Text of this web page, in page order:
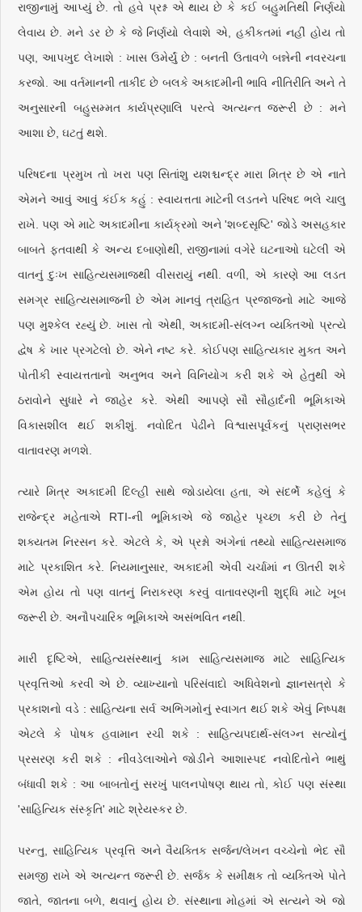
રાજીનામું આપ્યું છે. તો હવે પ્રશ્ન એ થાય છે કે કઈ બહુમતિથી નિર્ણયો
લેવાય છે. મને ડર છે કે જે નિર્ણયો લેવાશે એ, હકીકતમાં નહીં હોય તો
પણ, આપખુદ લેખાશે : ખાસ ઉમેર્યું છે : બનતી ઉતાવળે બન્નેની નવરચના
કરજો. આ વર્તમાનની તાકીદ છે બલકે અકાદમીની ભાવિ નીતિરીતિ અને તે
અનુસારની બહુસમ્મત કાર્યપ્રણાલિ પરત્વે અત્યન્ત જરૂરી છે : મને
આશા છે, ઘટતું થશે.
પરિષદના પ્રમુખ તો ખરા પણ સિતાંશુ યશશ્ચન્દ્ર મારા મિત્ર છે એ નાતે
એમને આવું આવું કંઈક કહું : સ્વાયત્તતા માટેની લડતને પરિષદ ભલે ચાલુ
રાખે. પણ એ માટે અકાદમીના કાર્યક્રમો અને 'શબ્દસૃષ્ટિ' જોડે અસહકાર
બાબતે ફતવાથી કે અન્ય દબાણોથી, રાજીનામાં વગેરે ઘટનાઓ ઘટેલી એ
વાતનું દુઃખ સાહિત્યસમાજથી વીસરાયું નથી. વળી, એ કારણે આ લડત
સમગ્ર સાહિત્યસમાજની છે એમ માનવું ત્રાહિત પ્રજાજનો માટે આજે
પણ મુશ્કેલ રહ્યું છે. ખાસ તો એથી, અકાદમી-સંલગ્ન વ્યક્તિઓ પ્રત્યે
દ્વેષ કે ખાર પ્રગટેલો છે. એને નષ્ટ કરે. કોઈપણ સાહિત્યકાર મુક્ત અને
પોતીકી સ્વાયત્તતાનો અનુભવ અને વિનિયોગ કરી શકે એ હેતુથી એ
ઠરાવોને સુધારે ને જાહેર કરે. એથી આપણે સૌ સૌહાર્દની ભૂમિકાએ
વિકાસશીલ થઈ શકીશું. નવોદિત પેઢીને વિશ્વાસપૂર્વકનું પ્રાણસભર
વાતાવરણ મળશે.
ત્યારે મિત્ર અકાદમી દિલ્હી સાથે જોડાયેલા હતા, એ સંદર્ભે કહેલું કે
રાજેન્દ્ર મહેતાએ RTI-ની ભૂમિકાએ જે જાહેર પૃચ્છા કરી છે તેનું
શક્યતમ નિરસન કરે. એટલે કે, એ પ્રશ્નો અંગેનાં તથ્યો સાહિત્યસમાજ
માટે પ્રકાશિત કરે. નિયમાનુસાર, અકાદમી એવી ચર્ચામાં ન ઊતરી શકે
એમ હોય તો પણ વાતનું નિરાકરણ કરવું વાતાવરણની શુદ્ધિ માટે ખૂબ
જરૂરી છે. અનૌપચારિક ભૂમિકાએ અસંભવિત નથી.
મારી દૃષ્ટિએ, સાહિત્યસંસ્થાનું કામ સાહિત્યસમાજ માટે સાહિત્યિક
પ્રવૃત્તિઓ કરવી એ છે. વ્યાખ્યાનો પરિસંવાદો અધિવેશનો જ્ઞાનસત્રો કે
પ્રકાશનો વડે : સાહિત્યના સર્વ અભિગમોનું સ્વાગત થઈ શકે એવું નિષ્પક્ષ
એટલે કે પોષક હવામાન રચી શકે : સાહિત્યપદાર્થ-સંલગ્ન સત્યોનું
પ્રસરણ કરી શકે : નીવડેલાઓને જોડીને આશાસ્પદ નવોદિતોને ભાથું
બંધાવી શકે : આ બાબતોનું સરખું પાલનપોષણ થાય તો, કોઈ પણ સંસ્થા
'સાહિત્યિક સંસ્કૃતિ' માટે શ્રેયસ્કર છે.
પરન્તુ, સાહિત્યિક પ્રવૃત્તિ અને વૈયક્તિક સર્જન/લેખન વચ્ચેનો ભેદ સૌ
સમજી રાખે એ અત્યન્ત જરૂરી છે. સર્જક કે સમીક્ષક તો વ્યક્તિએ પોતે
જાતે, જાતના બળે, થવાનું હોય છે. સંસ્થાના મોહમાં એ સત્યને એ જો